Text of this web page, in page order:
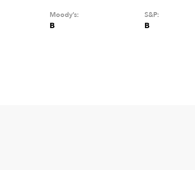
B
Moody’s:
B
S&P: